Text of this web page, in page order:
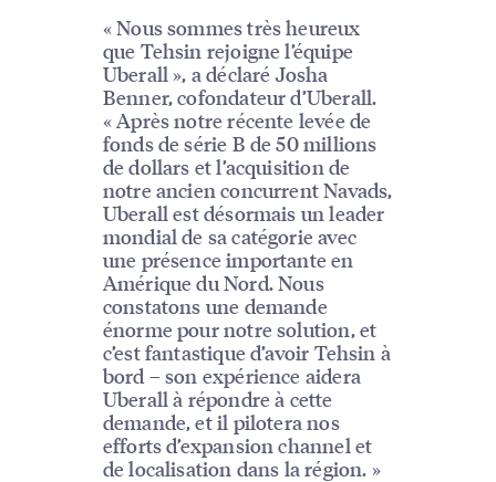
« Nous sommes très heureux
que Tehsin rejoigne l’équipe
Uberall », a déclaré Josha
Benner, cofondateur d’Uberall.
« Après notre récente levée de
fonds de série B de 50 millions
de dollars et l’acquisition de
notre ancien concurrent Navads,
Uberall est désormais un leader
mondial de sa catégorie avec
une présence importante en
Amérique du Nord. Nous
constatons une demande
énorme pour notre solution, et
c’est fantastique d’avoir Tehsin à
bord – son expérience aidera
Uberall à répondre à cette
demande, et il pilotera nos
efforts d’expansion channel et
de localisation dans la région. »